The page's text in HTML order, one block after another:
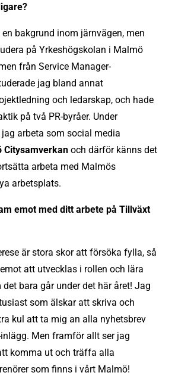
bakgrund inom järnvägen, men
på Yrkeshögskolan i Malmö
från Service Manager-
jag bland annat
och ledarskap, och hade
på två PR-byråer. Under
arbeta som social media
Citysamverkan och därför känns det
arbeta med Malmös
arbetsplats.
emot med ditt arbete på Tillväxt
är stora skor att försöka fylla, så
att utvecklas i rollen och lära
bara går under det här året! Jag
som älskar att skriva och
kul att ta mig an alla nyhetsbrev
Men framför allt ser jag
komma ut och träffa alla
som finns i vårt Malmö!